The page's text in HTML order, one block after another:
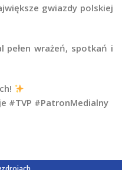
gwiazdy polskiej
pełen wrażeń, spotkań i
#TVP #PatronMedialny